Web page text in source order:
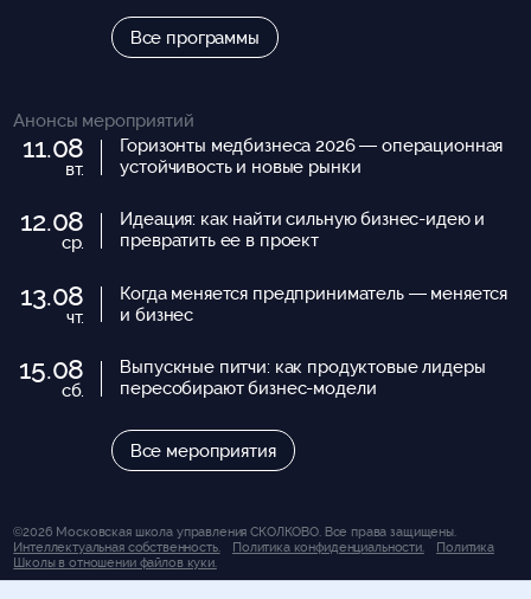
Все программы
Анонсы мероприятий
11.08
вт.
Горизонты медбизнеса 2026 — операционная
устойчивость и новые рынки
12.08
ср.
Идеация: как найти сильную бизнес-идею и
превратить ее в проект
13.08
чт.
Когда меняется предприниматель — меняется
и бизнес
15.08
сб.
Выпускные питчи: как продуктовые лидеры
пересобирают бизнес-модели
Все мероприятия
©2026 Московская школа управления СКОЛКОВО. Все права защищены.
Интеллектуальная собственность.
Политика конфиденциальности.
Политика
Школы в отношении файлов куки.